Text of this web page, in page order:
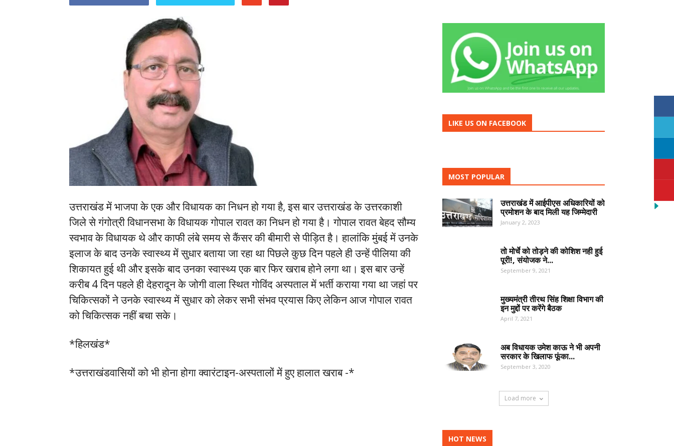
उत्तराखंड में भाजपा के एक और विधायक का निधन हो गया है, इस बार उत्तराखंड के उत्तरकाशी
जिले से गंगोत्री विधानसभा के विधायक गोपाल रावत का निधन हो गया है। गोपाल रावत बेहद सौम्य
स्वभाव के विधायक थे और काफी लंबे समय से कैंसर की बीमारी से पीड़ित है। हालांकि मुंबई में उनके
इलाज के बाद उनके स्वास्थ्य में सुधार बताया जा रहा था पिछले कुछ दिन पहले ही उन्हें पीलिया की
शिकायत हुई थी और इसके बाद उनका स्वास्थ्य एक बार फिर खराब होने लगा था। इस बार उन्हें
करीब 4 दिन पहले ही देहरादून के जोगी वाला स्थित गोविंद अस्पताल में भर्ती कराया गया था जहां पर
चिकित्सकों ने उनके स्वास्थ्य में सुधार को लेकर सभी संभव प्रयास किए लेकिन आज गोपाल रावत
को चिकित्सक नहीं बचा सके।
*हिलखंड*
*उत्तराखंडवासियों को भी होना होगा क्वारंटाइन-अस्पतालों में हुए हालात खराब -*
LIKE US ON FACEBOOK
MOST POPULAR
उत्तराखंड में आईपीएस अधिकारियों को
प्रमोशन के बाद मिली यह जिम्मेदारी
January 2, 2023
तो मोर्चे को तोड़ने की कोशिश नही हुई
पूरी!, संयोजक ने...
September 9, 2021
मुख्यमंत्री तीरथ सिंह शिक्षा विभाग की
इन मुद्दों पर करेंगे बैठक
April 7, 2021
अब विधायक उमेश काऊ ने भी अपनी
सरकार के खिलाफ फूंका...
September 3, 2020
Load more
HOT NEWS